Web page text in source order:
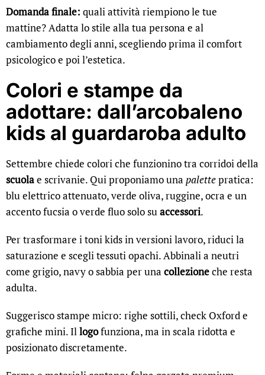
Domanda finale: quali attività riempiono le tue
mattine? Adatta lo stile alla tua persona e al
cambiamento degli anni, scegliendo prima il comfort
psicologico e poi l’estetica.
Colori e stampe da
adottare: dall’arcobaleno
kids al guardaroba adulto
Settembre chiede colori che funzionino tra corridoi della
scuolae scrivanie. Qui proponiamo una palettepratica:
blu elettrico attenuato, verde oliva, ruggine, ocra e un
accento fucsia o verde fluo solo suaccessori.
Per trasformare i toni kids in versioni lavoro, riduci la
saturazione e scegli tessuti opachi. Abbinali a neutri
come grigio, navy o sabbia per una collezioneche resta
adulta.
Suggerisco stampe micro: righe sottili, check Oxford e
grafiche mini. Illogofunziona, ma in scala ridotta e
posizionato discretamente.